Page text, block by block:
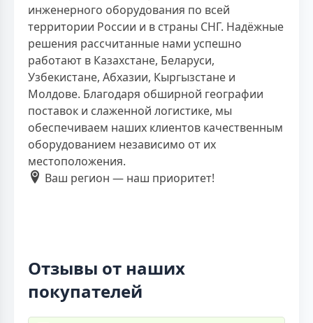
инженерного оборудования по всей
территории России и в страны СНГ. Надёжные
решения рассчитанные нами успешно
работают в Казахстане, Беларуси,
Узбекистане, Абхазии, Кыргызстане и
Молдове. Благодаря обширной географии
поставок и слаженной логистике, мы
обеспечиваем наших клиентов качественным
оборудованием независимо от их
местоположения.
Ваш регион — наш приоритет!
Отзывы от наших
покупателей